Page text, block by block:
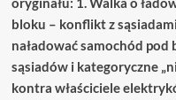
bloku – konflikt z
naładować samochód pod
sąsiadów i kategoryczne
kontra właściciele